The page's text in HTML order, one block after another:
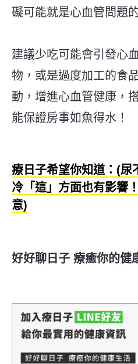
礙可能就是心血管問題
建議少吃可能會引發心
物，或是過度加工的食
動，增進心血管健康，
能保證房事如魚得水！
療日子希望你知道：(尿
冷「這」方面也有影響
意)
好好聊日子 療癒你的健